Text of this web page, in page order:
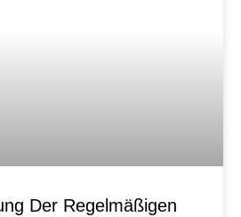
Der Regelmäßigen